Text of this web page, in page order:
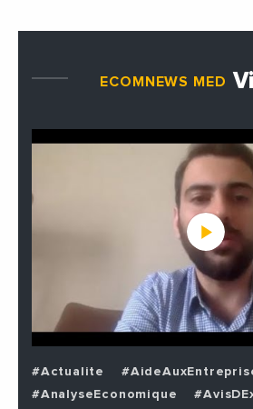
ECOMNEWS MED
#Actualite
#AnalyseEconomique